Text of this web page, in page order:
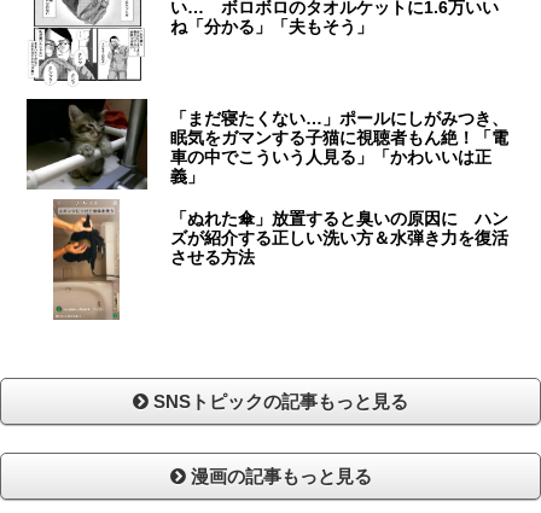
い… ボロボロのタオルケットに1.6万いい
ね「分かる」「夫もそう」
「まだ寝たくない…」ポールにしがみつき、
眠気をガマンする子猫に視聴者もん絶！「電
車の中でこういう人見る」「かわいいは正
義」
「ぬれた傘」放置すると臭いの原因に ハン
ズが紹介する正しい洗い方＆水弾き力を復活
させる方法
SNSトピックの記事もっと見る
漫画の記事もっと見る